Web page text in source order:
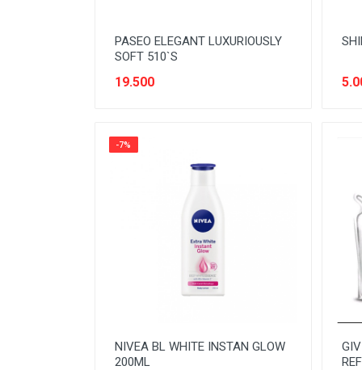
ORAL CARE
PASTA
PERAWATAN DAPUR
PERAWATAN RUMAH
PERAWATAN SEPATU & TAS
PERAWAWATAN MOBIL DAN
SIRUP
PASEO ELEGANT LUXURIOUSLY
SOFT 510`S
19.500
-7%
NIVEA BL WHITE INSTAN GLOW
200ML